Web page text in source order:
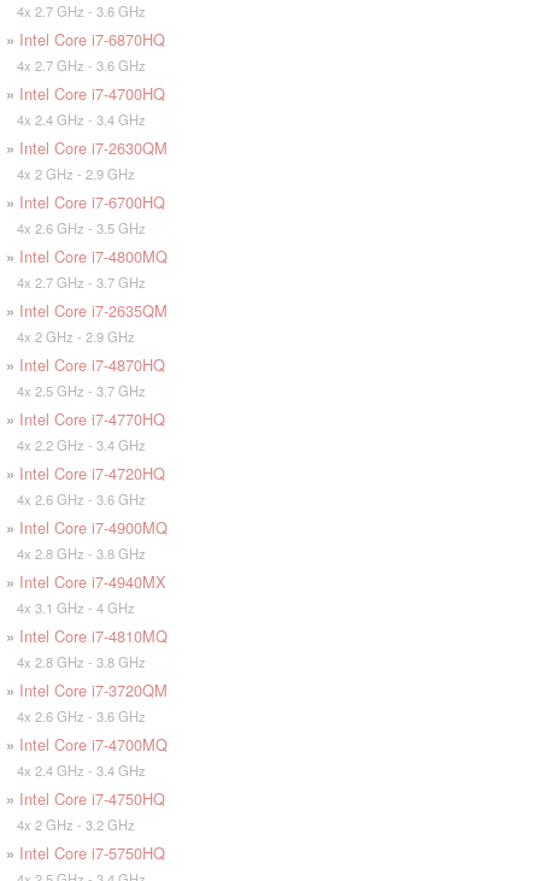
4x 2.7 GHz - 3.6 GHz
» Intel Core i7-6870HQ
4x 2.7 GHz - 3.6 GHz
» Intel Core i7-4700HQ
4x 2.4 GHz - 3.4 GHz
» Intel Core i7-2630QM
4x 2 GHz - 2.9 GHz
» Intel Core i7-6700HQ
4x 2.6 GHz - 3.5 GHz
» Intel Core i7-4800MQ
4x 2.7 GHz - 3.7 GHz
» Intel Core i7-2635QM
4x 2 GHz - 2.9 GHz
» Intel Core i7-4870HQ
4x 2.5 GHz - 3.7 GHz
» Intel Core i7-4770HQ
4x 2.2 GHz - 3.4 GHz
» Intel Core i7-4720HQ
4x 2.6 GHz - 3.6 GHz
» Intel Core i7-4900MQ
4x 2.8 GHz - 3.8 GHz
» Intel Core i7-4940MX
4x 3.1 GHz - 4 GHz
» Intel Core i7-4810MQ
4x 2.8 GHz - 3.8 GHz
» Intel Core i7-3720QM
4x 2.6 GHz - 3.6 GHz
» Intel Core i7-4700MQ
4x 2.4 GHz - 3.4 GHz
» Intel Core i7-4750HQ
4x 2 GHz - 3.2 GHz
» Intel Core i7-5750HQ